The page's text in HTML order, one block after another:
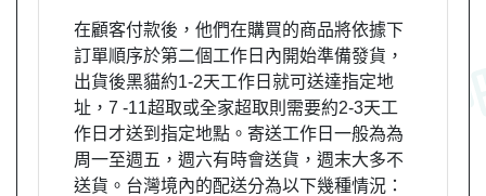
在顧客付款後，他們在購買的商品將依據下
訂單順序於第二個工作日內開始準備發貨，
出貨後黑貓約1-2天工作日就可送達指定地
址，7 -11超取或全家超取則需要約2-3天工
作日才送到指定地點。寄送工作日一般為為
周一至週五，週六有時會送貨，週末大多不
送貨。台灣境內的配送分為以下幾種情況：